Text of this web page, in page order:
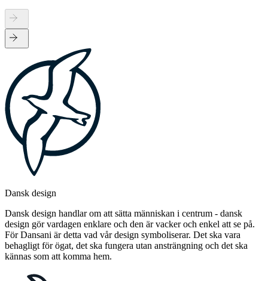
Dansk design
Dansk design handlar om att sätta människan i centrum - dansk
design gör vardagen enklare och den är vacker och enkel att se på.
För Dansani är detta vad vår design symboliserar. Det ska vara
behagligt för ögat, det ska fungera utan ansträngning och det ska
kännas som att komma hem.